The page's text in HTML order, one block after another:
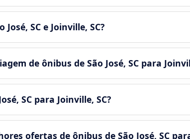
SC e Joinville, SC?
de ônibus de São José, SC para
SC para Joinville, SC?
ofertas de ônibus de São José, SC